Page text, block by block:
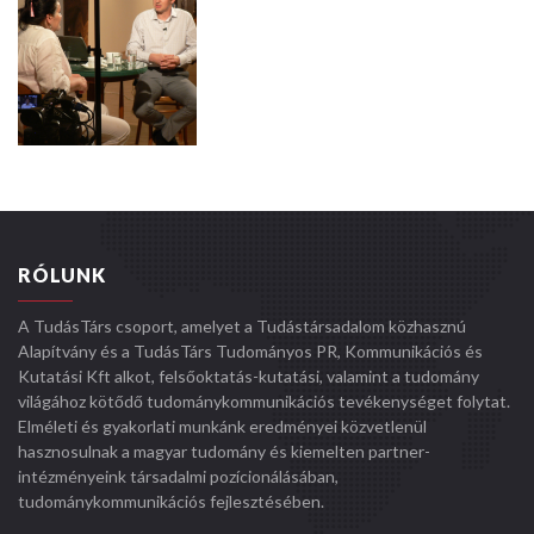
RÓLUNK
A TudásTárs csoport, amelyet a Tudástársadalom közhasznú
Alapítvány és a TudásTárs Tudományos PR, Kommunikációs és
Kutatási Kft alkot, felsőoktatás-kutatási, valamint a tudomány
világához kötődő tudománykommunikációs tevékenységet folytat.
Elméleti és gyakorlati munkánk eredményei közvetlenül
hasznosulnak a magyar tudomány és kiemelten partner-
intézményeink társadalmi pozícionálásában,
tudománykommunikációs fejlesztésében.